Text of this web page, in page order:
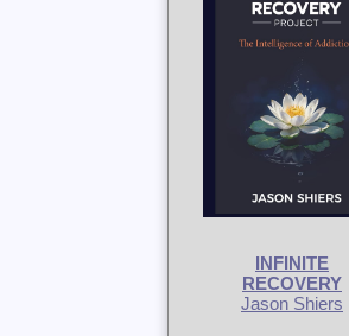
INFINITE
RECOVERY
Jason Shiers